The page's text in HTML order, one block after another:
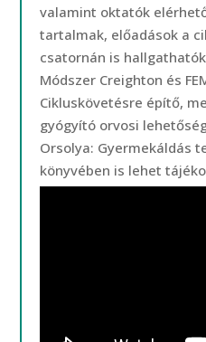
valamint oktatók
tartalmak, előadások a
csatornán is
Módszer Creighton és
Cikluskövetésre építő,
gyógyító orvosi
Orsolya: Gyermekáldás
könyvében is lehet